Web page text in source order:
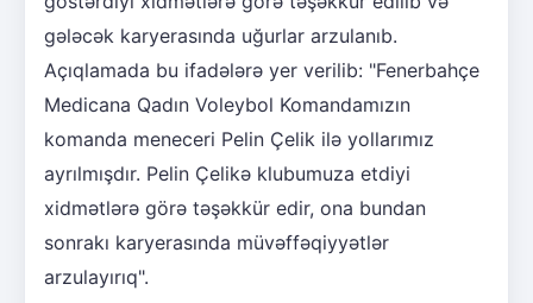
gələcək karyerasında uğurlar arzulanıb.
Açıqlamada bu ifadələrə yer verilib: "Fenerbahçe
Medicana Qadın Voleybol Komandamızın
komanda meneceri Pelin Çelik ilə yollarımız
ayrılmışdır. Pelin Çelikə klubumuza etdiyi
xidmətlərə görə təşəkkür edir, ona bundan
sonrakı karyerasında müvəffəqiyyətlər
arzulayırıq".